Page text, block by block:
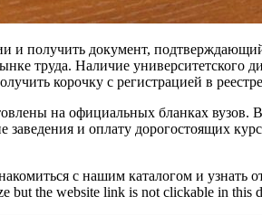
и получить документ,
труда. Наличие университетского
корочку с регистрацией в
на официальных бланках вузов.
и оплату дорогостоящих
с нашим каталогом и
but the website link is not clickable in this